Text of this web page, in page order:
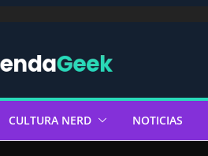
CULTURA NERD NOTICIAS